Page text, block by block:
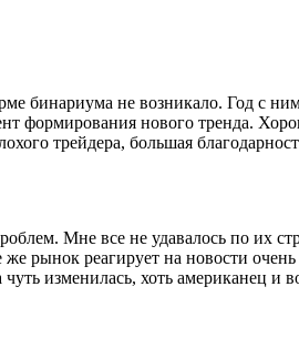
бинариума не возникало. Год с
формирования нового тренда.
трейдера, большая
Мне все не удавалось по их
рынок реагирует на новости
изменилась, хоть американец